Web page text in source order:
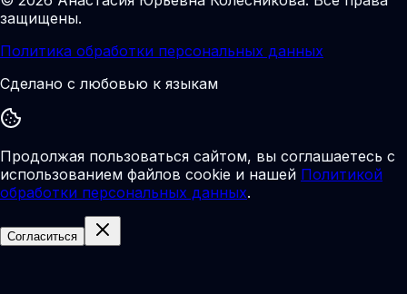
защищены.
Политика обработки персональных данных
Сделано с любовью к языкам
Продолжая пользоваться сайтом, вы соглашаетесь с
использованием файлов cookie и нашей Политикой
обработки персональных данных.
Согласиться